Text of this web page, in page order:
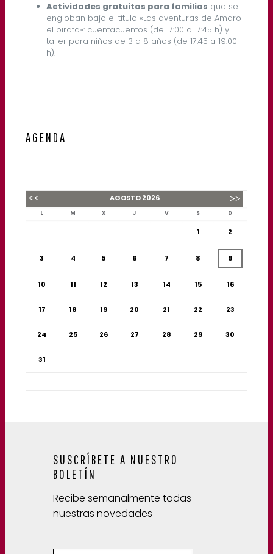
Actividades gratuitas para familias que se
engloban bajo el título «Las aventuras de Amaro
el pirata»: cuentacuentos (de 17:00 a 17:45 h) y
taller para niños de 3 a 8 años (de 17:45 a 19:00
h).
AGENDA
AGOSTO2026
L M X J V S D
1 2
3 4 5 6 7 8 9
10 11 12 13 14 15 16
17 18 19 20 21 22 23
24 25 26 27 28 29 30
31
SUSCRÍBETE A NUESTRO
BOLETÍN
Recibe semanalmente todas
nuestras novedades